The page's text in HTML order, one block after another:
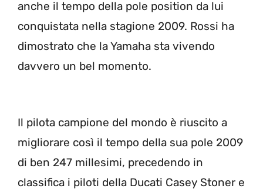
anche il tempo della pole position da lui
conquistata nella stagione 2009. Rossi ha
dimostrato che la Yamaha sta vivendo
davvero un bel momento.
Il pilota campione del mondo è riuscito a
migliorare così il tempo della sua pole 2009
di ben 247 millesimi, precedendo in
classifica i piloti della Ducati Casey Stoner e